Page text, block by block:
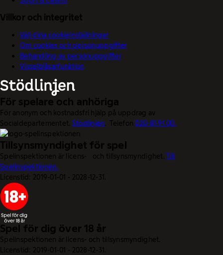
Villkor och integritet
Välj dina cookieinställningar
Om cookies och personuppgifter
Behandling av personuppgifter
Visselblåsarfunktion
För spelare och anhöriga
För anonym och kostnadsfri hjälp på uppdrag av
Socialdepartementet. Stödlinjen. Telefon020-81 91 00.
Tillsynsmyndighet för spel
Spelinspektionen är licens- och tillsynsmyndighet.Till
Spelinspektionen.
Licenstid: 2019-01-01 - 2028-12-31.
Spel för dig över 18 år
Spelinspektionen är licens- och tillsynsmyndighet.
Licenstid: 2019-01-01 - 2028-12-31.